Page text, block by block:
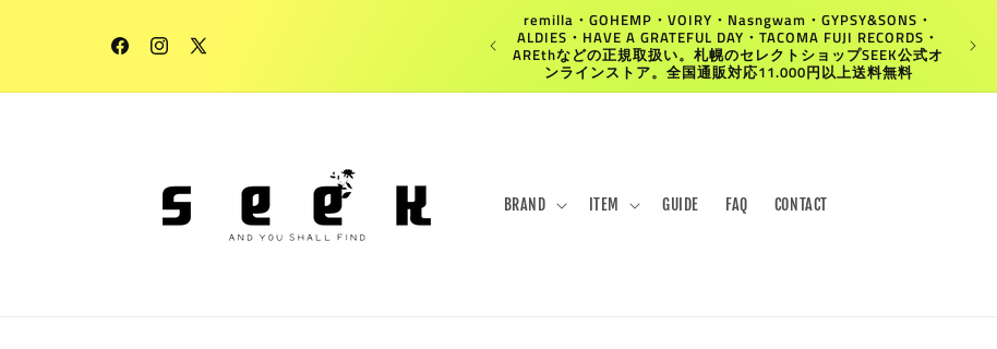
FacebookInstagram
X
remilla・GOHEMP・VOIRY・Nasngwam・GYPSY&SONS・
ALDIES・HAVE A GRATEFUL DAY・TACOMA FUJI RECORDS・
AREthなどの正規取扱い。札幌のセレクトショップSEEK公式オ
ンラインストア。全国通販対応11.000円以上送料無料
BRAND ITEM GUIDE FAQ CONTACT